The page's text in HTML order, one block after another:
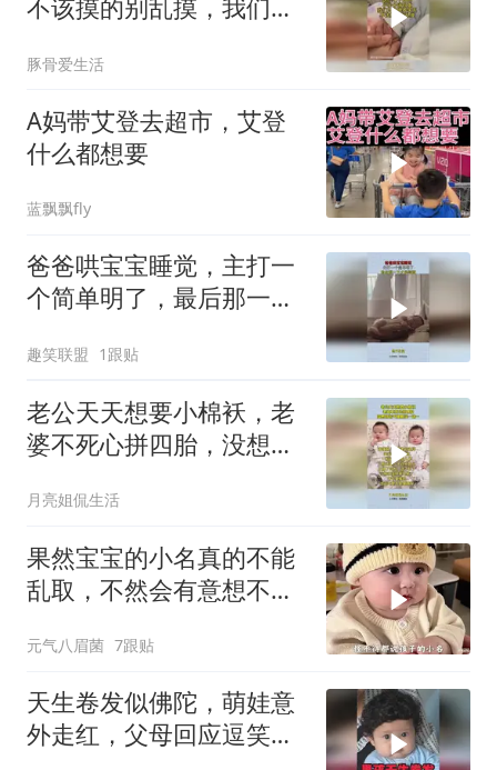
不该摸的别乱摸，我们只
豚骨爱生活
A妈带艾登去超市，艾登
什么都想要
蓝飘飘fly
爸爸哄宝宝睡觉，主打一
个简单明了，最后那一下
趣笑联盟 1跟贴
老公天天想要小棉袄，老
婆不死心拼四胎，没想到
月亮姐侃生活
果然宝宝的小名真的不能
乱取，不然会有意想不到
元气八眉菌 7跟贴
天生卷发似佛陀，萌娃意
外走红，父母回应逗笑网